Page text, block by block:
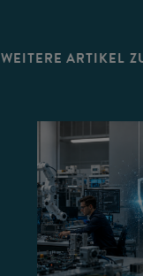
WEITERE ARTIKEL